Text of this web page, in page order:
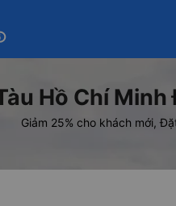
Hồ Chí
Giảm 25% cho khách mới,